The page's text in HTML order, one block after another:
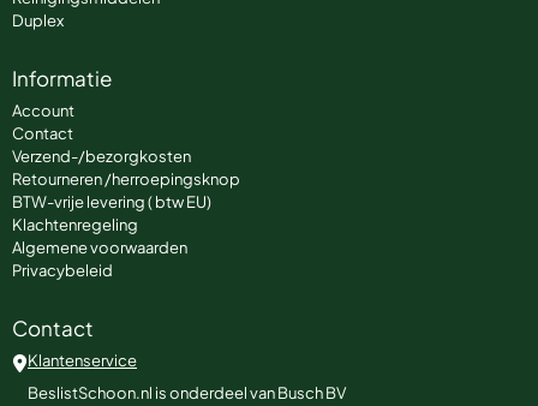
Duplex
Informatie
Account
Contact
Verzend-/bezorgkosten
Retourneren /herroepingsknop
BTW-vrije levering ( btw EU)
Klachtenregeling
Algemene voorwaarden
Privacybeleid
Contact
Klantenservice
BeslistSchoon.nl is onderdeel van Busch BV